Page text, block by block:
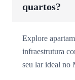
quartos?
Explore
infraestrutura
seu lar ideal no